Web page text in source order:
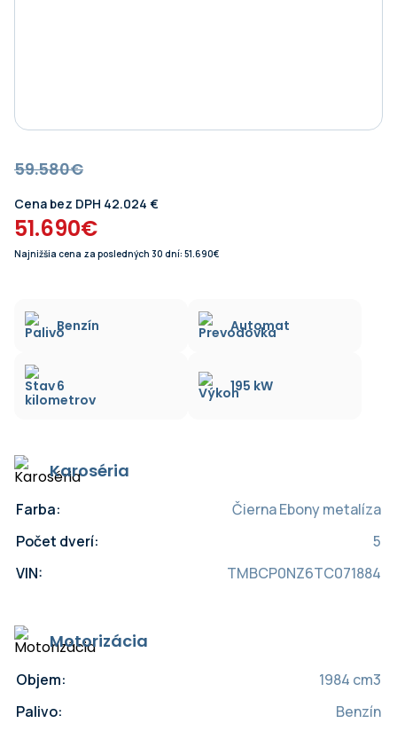
59.580€
Cena bez DPH 42.024 €
51.690€
Najnižšia cena za posledných 30 dní: 51.690€
Benzín Automat
6 195 kW
Karoséria
Farba:
Čierna Ebony metalíza
Počet dverí:
5
VIN:
TMBCP0NZ6TC071884
Motorizácia
Objem:
1984 cm3
Palivo:
Benzín